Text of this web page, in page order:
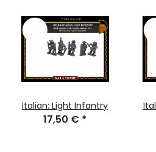
Italian: Light Infantry
17,50 € *